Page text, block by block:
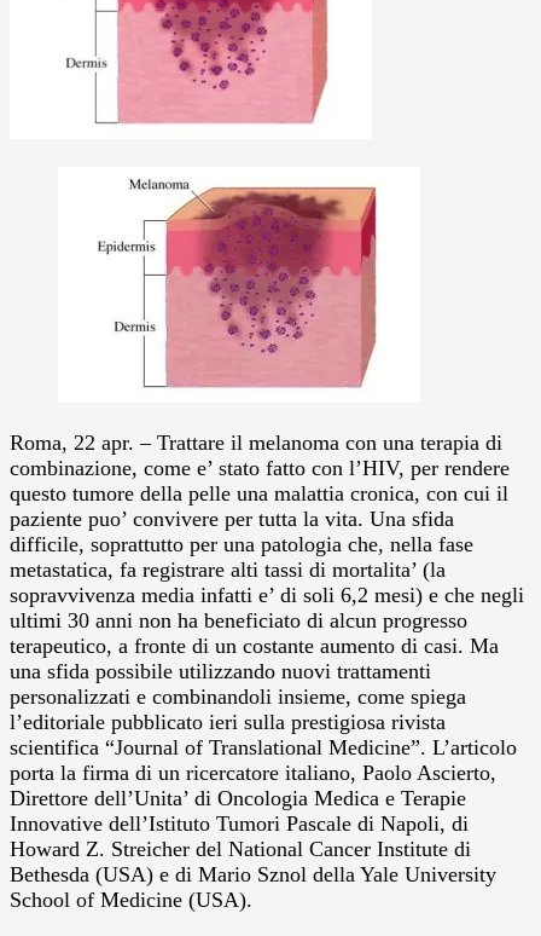
Roma, 22 apr. – Trattare il melanoma con una terapia di
combinazione, come e’ stato fatto con l’HIV, per rendere
questo tumore della pelle una malattia cronica, con cui il
paziente puo’ convivere per tutta la vita. Una sfida
difficile, soprattutto per una patologia che, nella fase
metastatica, fa registrare alti tassi di mortalita’ (la
sopravvivenza media infatti e’ di soli 6,2 mesi) e che negli
ultimi 30 anni non ha beneficiato di alcun progresso
terapeutico, a fronte di un costante aumento di casi. Ma
una sfida possibile utilizzando nuovi trattamenti
personalizzati e combinandoli insieme, come spiega
l’editoriale pubblicato ieri sulla prestigiosa rivista
scientifica “Journal of Translational Medicine”. L’articolo
porta la firma di un ricercatore italiano, Paolo Ascierto,
Direttore dell’Unita’ di Oncologia Medica e Terapie
Innovative dell’Istituto Tumori Pascale di Napoli, di
Howard Z. Streicher del National Cancer Institute di
Bethesda (USA) e di Mario Sznol della Yale University
School of Medicine (USA).